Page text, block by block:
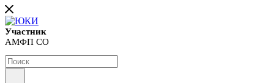
Участник
АМФП СО